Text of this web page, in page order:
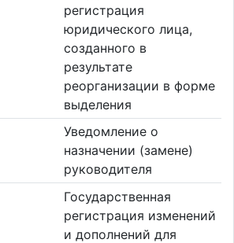
регистрация
юридического лица,
созданного в
результате
реорганизации в форме
выделения
Уведомление о
назначении (замене)
руководителя
Государственная
регистрация изменений
и дополнений для